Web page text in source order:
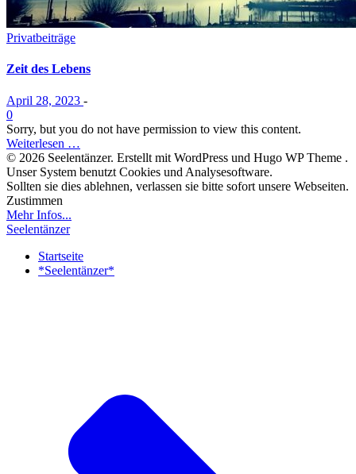
Privatbeiträge
Zeit des Lebens
April 28, 2023 -
0
Sorry, but you do not have permission to view this content.
Weiterlesen …
© 2026 Seelentänzer. Erstellt mit WordPress und Hugo WP Theme .
Unser System benutzt Cookies und Analysesoftware.
Sollten sie dies ablehnen, verlassen sie bitte sofort unsere Webseiten.
Zustimmen
Mehr Infos...
Seelentänzer
Startseite
*Seelentänzer*